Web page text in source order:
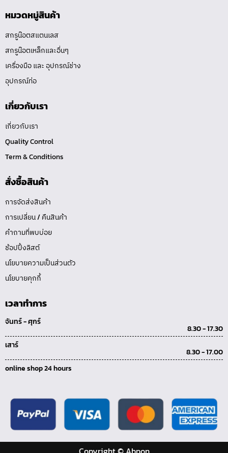
หมวดหมู่สินค้า
สกรูน๊อตสแตนเลส
สกรูน๊อตเหล็กและอื่นๆ
เครื่องมือ และ อุปกรณ์ช่าง
อุปกรณ์ท่อ
เกี่ยวกับเรา
เกี่ยวกับเรา
Quality Control
Term & Conditions
สั่งซื้อสินค้า
การจัดส่งสินค้า
การเปลี่ยน / คืนสินค้า
คำถามที่พบบ่อย
ช้อปปิ้งลิสต์
นโยบายความเป็นส่วนตัว
นโยบายคุกกี้
เวลาทำการ
จันทร์ - ศุกร์
8.30 - 17.30
เสาร์
8.30 - 17.00
online shop 24 hours